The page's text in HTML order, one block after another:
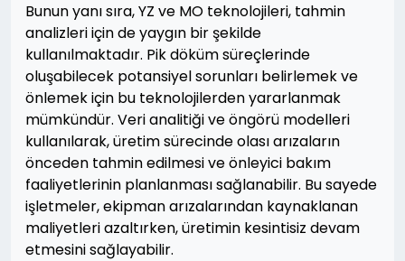
Bunun yanı sıra, YZ ve MO teknolojileri, tahmin
analizleri için de yaygın bir şekilde
kullanılmaktadır. Pik döküm süreçlerinde
oluşabilecek potansiyel sorunları belirlemek ve
önlemek için bu teknolojilerden yararlanmak
mümkündür. Veri analitiği ve öngörü modelleri
kullanılarak, üretim sürecinde olası arızaların
önceden tahmin edilmesi ve önleyici bakım
faaliyetlerinin planlanması sağlanabilir. Bu sayede
işletmeler, ekipman arızalarından kaynaklanan
maliyetleri azaltırken, üretimin kesintisiz devam
etmesini sağlayabilir.